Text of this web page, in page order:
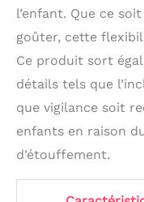
l’enfant. Que ce
goûter, cette
Ce produit sort
détails tels que
que vigilance soit
enfants en raison
d’étouffement.